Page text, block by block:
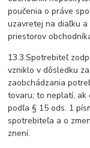
poučenia o práve
uzavretej na diaľku
priestorov
13.3.Spotrebiteľ
vzniklo v dôsledku
zaobchádzania
tovaru; to neplatí, ak
podľa § 15 ods. 1
spotrebiteľa a o
znení.